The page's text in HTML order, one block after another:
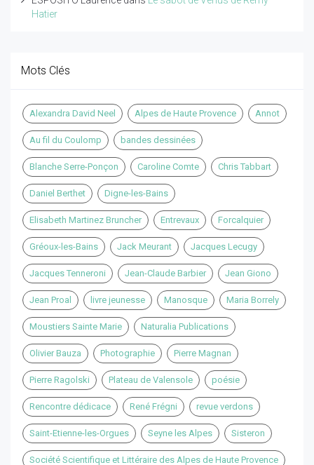
Hatier
Mots Clés
Alexandra David Neel Alpes de Haute Provence Annot
Au fil du Coulomp bandes dessinées
Blanche Serre-Ponçon Caroline Comte Chris Tabbart
Daniel Berthet Digne-les-Bains
Elisabeth Martinez Bruncher Entrevaux Forcalquier
Gréoux-les-Bains Jack Meurant Jacques Lecugy
Jacques Tenneroni Jean-Claude Barbier Jean Giono
Jean Proal livre jeunesse Manosque Maria Borrely
Moustiers Sainte Marie Naturalia Publications
Olivier Bauza Photographie Pierre Magnan
Pierre Ragolski Plateau de Valensole poésie
Rencontre dédicace René Frégni revue verdons
Saint-Etienne-les-Orgues Seyne les Alpes Sisteron
Société Scientifique et Littéraire des Alpes de Haute Provence